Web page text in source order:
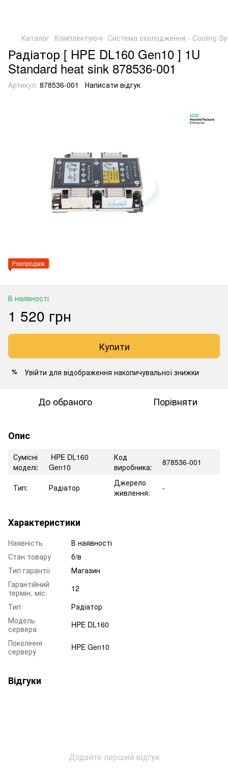
Каталог Комплектуючі Система охолодження - Cooling
Радіатор [ HPE DL160 Gen10 ] 1U
Standard heat sink 878536-001
Артикул: 878536-001 Написати відгук
Розпродаж
В наявності
1 520 грн
Купити
% Увійти для відображення накопичувальної знижки
До обраного Порівняти
Опис
Сумісні
моделі:
HPE DL160
Gen10
Код
виробника:
878536-001
Тип: Радіатор
Джерело
живлення:
-
Характеристики
Наявність
В наявності
Стан товару
б/в
Тип гарантії
Магазин
Гарантійний
термін, міс.
12
Тип
Радіатор
Модель
сервера
HPE DL160
Покоління
серверу
HPE Gen10
Відгуки
Додайте перший відгук